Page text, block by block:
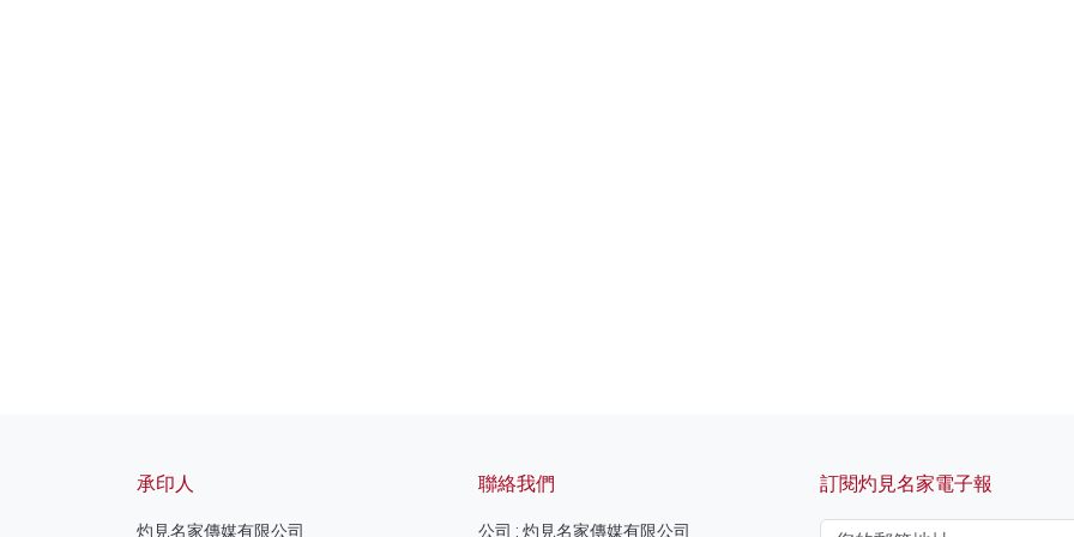
承印人
灼見名家傳媒有限公司
聯絡我們
公司 : 灼見名家傳媒有限公司
訂閱灼見名家電子報